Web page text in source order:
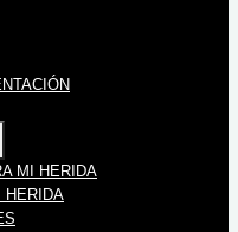
MI HERIDA
HERIDA